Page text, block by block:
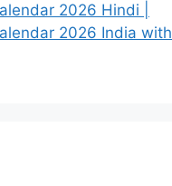
2026 Hindi |
2026 India with